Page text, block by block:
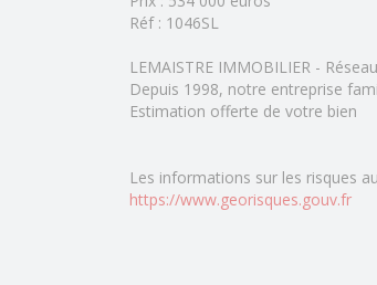
Réf : 1046SL
LEMAISTRE IMMOBILIER -
Depuis 1998, notre entreprise
Estimation offerte de votre bien
Les informations sur les risques
https://www.georisques.gouv.fr